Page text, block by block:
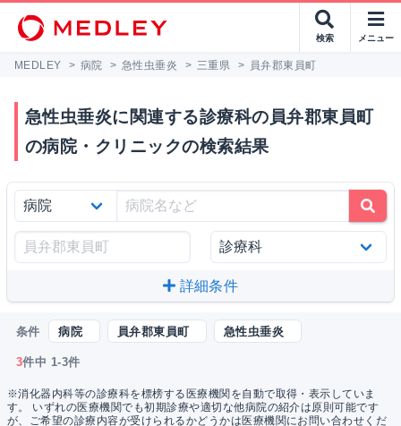
検索 メニュー
MEDLEY > 病院 > 急性虫垂炎 > 三重県 > 員弁郡東員町
急性虫垂炎に関連する診療科の員弁郡東員町
の病院・クリニックの検索結果
詳細条件
条件 病院 員弁郡東員町 急性虫垂炎
3件中 1-3件
※消化器内科等の診療科を標榜する医療機関を自動で取得・表示していま
す。 いずれの医療機関でも初期診療や適切な他病院の紹介は原則可能です
が、ご希望の診療内容が受けられるかどうかは医療機関にお問い合わせくだ